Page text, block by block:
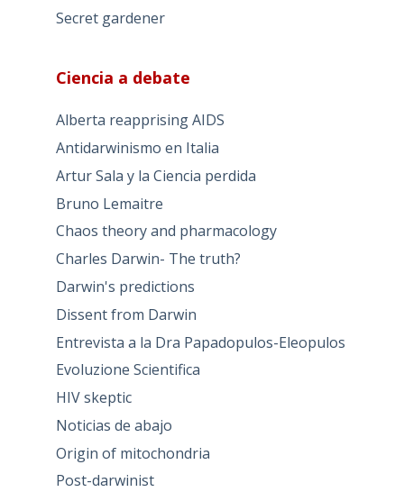
Secret gardener
Ciencia a debate
Alberta reapprising AIDS
Antidarwinismo en Italia
Artur Sala y la Ciencia perdida
Bruno Lemaitre
Chaos theory and pharmacology
Charles Darwin- The truth?
Darwin's predictions
Dissent from Darwin
Entrevista a la Dra Papadopulos-Eleopulos
Evoluzione Scientifica
HIV skeptic
Noticias de abajo
Origin of mitochondria
Post-darwinist